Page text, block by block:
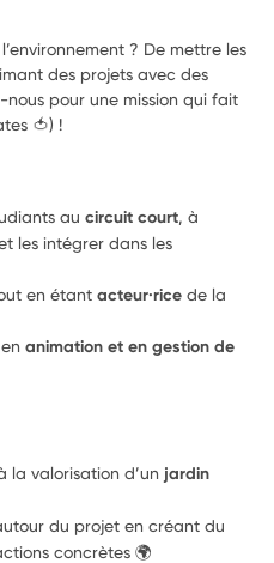
? De mettre les
des projets avec des
nous pour une mission qui fait
🍅) !
au circuit court, à
les intégrer dans les
en étantacteur·rice de la
enanimation et en gestion de
la valorisation d’un jardin
du projet en créant du
concrètes 🌍